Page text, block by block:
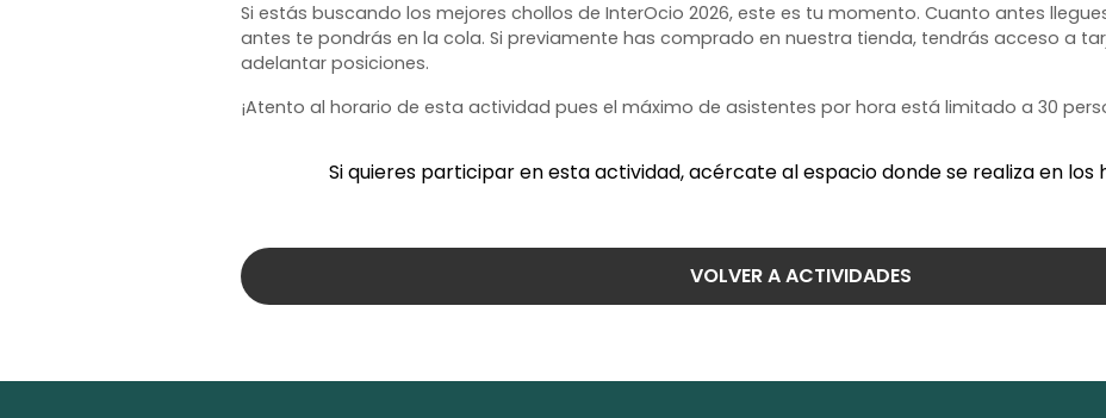
Si estás buscando los mejores chollos de InterOcio 2026, este es tu momento. Cuanto antes
antes te pondrás en la cola. Si previamente has comprado en nuestra tienda, tendrás acceso a
adelantar posiciones.
¡Atento al horario de esta actividad pues el máximo de asistentes por hora está limitado a 30
Si quieres participar en esta actividad, acércate al espacio donde se realiza en los
VOLVER A ACTIVIDADES